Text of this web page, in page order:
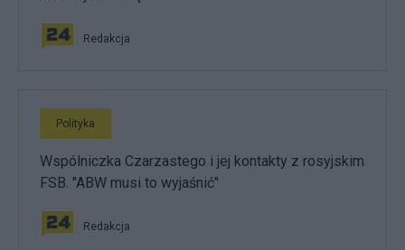
Redakcja
Polityka
Wspólniczka Czarzastego i jej kontakty z rosyjskim
FSB. "ABW musi to wyjaśnić"
Redakcja